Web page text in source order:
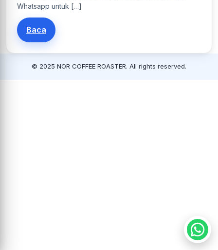
Whatsapp untuk […]
Baca
© 2025 NOR COFFEE ROASTER. All rights reserved.